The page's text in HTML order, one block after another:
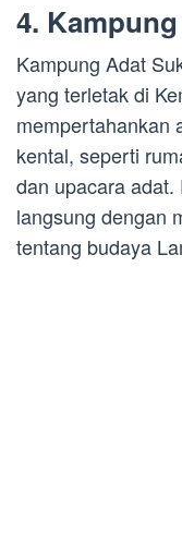
4.
Kampung Adat
yang terletak di
mempertahankan
kental, seperti
dan upacara
langsung dengan
tentang budaya